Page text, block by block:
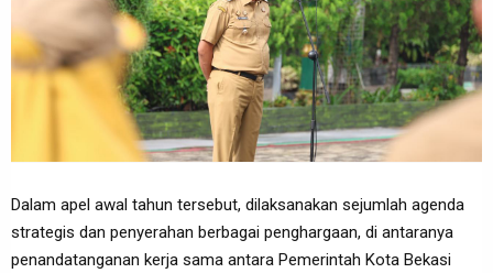
Dalam apel awal tahun tersebut, dilaksanakan sejumlah agenda
strategis dan penyerahan berbagai penghargaan, di antaranya
penandatanganan kerja sama antara Pemerintah Kota Bekasi